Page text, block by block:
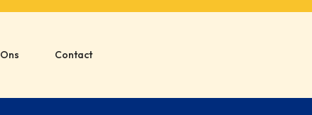
Contact